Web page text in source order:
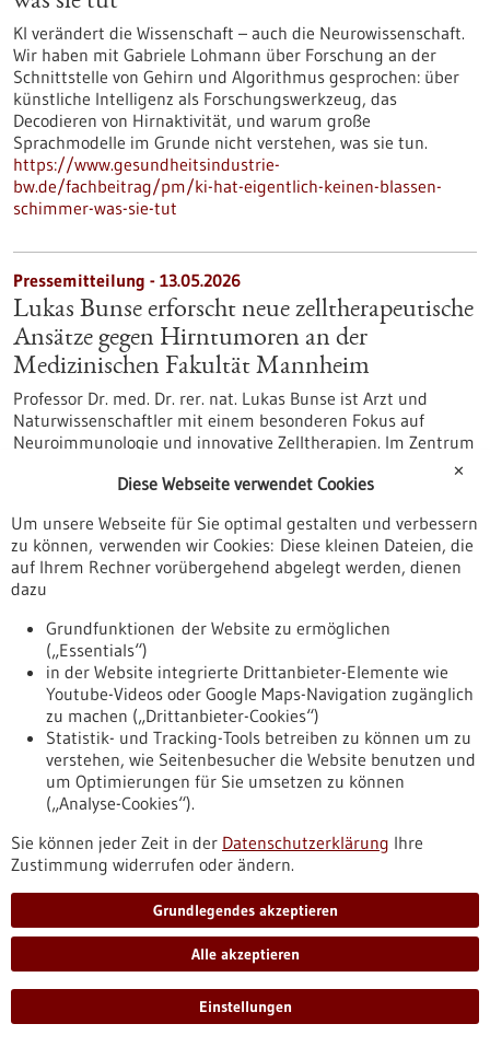
KI verändert die Wissenschaft – auch die Neurowissenschaft.
Wir haben mit Gabriele Lohmann über Forschung an der
Schnittstelle von Gehirn und Algorithmus gesprochen: über
künstliche Intelligenz als Forschungswerkzeug, das
Decodieren von Hirnaktivität, und warum große
Sprachmodelle im Grunde nicht verstehen, was sie tun.
https://www.gesundheitsindustrie-
bw.de/fachbeitrag/pm/ki-hat-eigentlich-keinen-blassen-
schimmer-was-sie-tut
Pressemitteilung - 13.05.2026
Lukas Bunse erforscht neue zelltherapeutische
Ansätze gegen Hirntumoren an der
Medizinischen Fakultät Mannheim
Professor Dr. med. Dr. rer. nat. Lukas Bunse ist Arzt und
Naturwissenschaftler mit einem besonderen Fokus auf
Neuroimmunologie und innovative Zelltherapien. Im Zentrum
seiner Forschung steht die Frage, wie sich das Immunsystem
gezielt gegen Erkrankungen des zentralen Nervensystems
Autoimmunerkrankungen.
https://www.gesundheitsindustrie-
bw.de/fachbeitrag/pm/lukas-bunse-erforscht-neue-
zelltherapeutische-ansaetze-gegen-hirntumoren-der-
medizinischen-fakultaet-mannheim
Pressemitteilung - 13.05.2026
NVision Expands from Quantum Sensing to
Quantum Computing to Accelerate
Discovery and Validation of New Therapies
NVision announced a $55 million Series B led by Abbott and
its molecular quantum technology.
https://www.gesundheitsindustrie-
bw.de/fachbeitrag/pm/nvision-expands-quantum-sensing-
quantum-computing-accelerate-discovery-and-validation-
new-therapies
✕
Diese Webseite verwendet Cookies
Um unsere Webseite für Sie optimal gestalten und verbessern
zu können, verwenden wir Cookies: Diese kleinen Dateien, die
auf Ihrem Rechner vorübergehend abgelegt werden, dienen
dazu
Grundfunktionen der Website zu ermöglichen
(„Essentials“)
in der Website integrierte Drittanbieter-Elemente wie
Youtube-Videos oder Google Maps-Navigation zugänglich
zu machen („Drittanbieter-Cookies“)
Statistik- und Tracking-Tools betreiben zu können um zu
verstehen, wie Seitenbesucher die Website benutzen und
um Optimierungen für Sie umsetzen zu können
(„Analyse-Cookies“).
Sie können jeder Zeit in der Datenschutzerklärung Ihre
Zustimmung widerrufen oder ändern.
Grundlegendes akzeptieren
Alle akzeptieren
Einstellungen